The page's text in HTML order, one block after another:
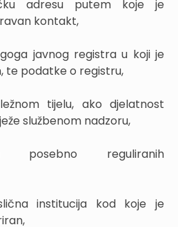
adresu putem koje je
kontakt,
javnog registra u koji je
te podatke o registru,
tijelu, ako djelatnost
službenom nadzoru,
reguliranih
institucija kod koje je